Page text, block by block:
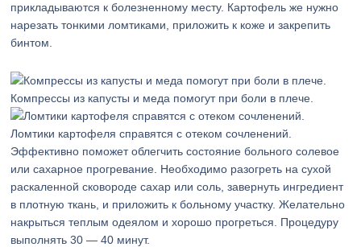
прикладываются к болезненному месту. Картофель же нужно
нарезать тонкими ломтиками, приложить к коже и закрепить
бинтом.
Компрессы из капусты и меда помогут при боли в плече.
Ломтики картофеля справятся с отеком сочленений.
Эффективно поможет облегчить состояние больного солевое
или сахарное прогревание. Необходимо разогреть на сухой
раскаленной сковороде сахар или соль, завернуть ингредиент
в плотную ткань, и приложить к больному участку. Желательно
накрыться теплым одеялом и хорошо прогреться. Процедуру
выполнять 30 — 40 минут.